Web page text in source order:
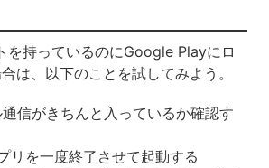
を持っているのにGoogle Playにロ
は、以下のことを試してみよう。
信がきちんと入っているか確認す
リを一度終了させて起動する